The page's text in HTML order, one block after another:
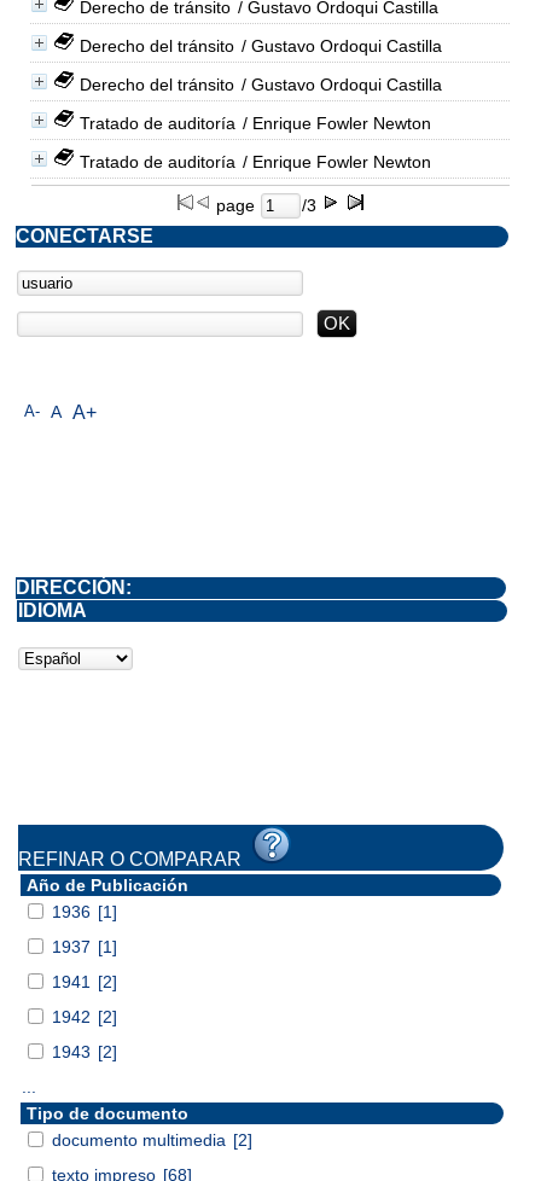
Derecho de tránsito / Gustavo Ordoqui Castilla
Derecho del tránsito / Gustavo Ordoqui Castilla
Derecho del tránsito / Gustavo Ordoqui Castilla
Tratado de auditoría / Enrique Fowler Newton
Tratado de auditoría / Enrique Fowler Newton
page /3
A- A A+
CONECTARSE
DIRECCIÓN:
IDIOMA
REFINAR O COMPARAR
Año de Publicación
1936 [1]
1937 [1]
1941
[2]
1942 [2]
1943 [2]
Tipo de documento
documento multimedia [2]
texto impreso [68]